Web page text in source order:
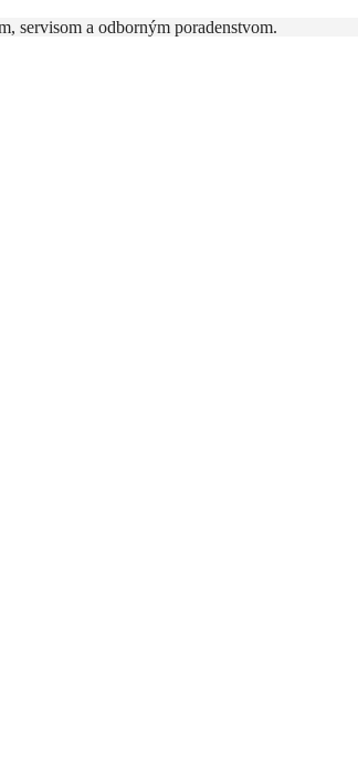
servisom a odborným poradenstvom.